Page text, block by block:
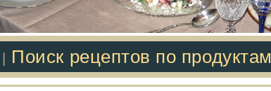
Поиск рецептов по продуктам